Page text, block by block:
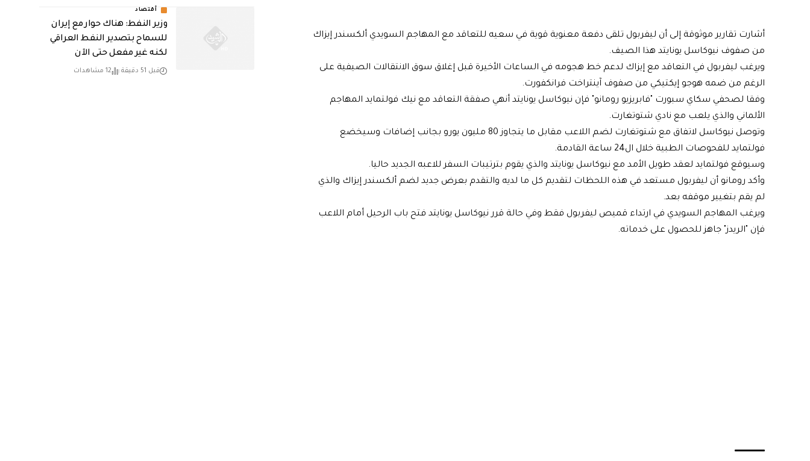
أشارت تقارير موثوقة إلى أن ليفربول تلقى دفعة معنوية قوية في سعيه للتعاقد مع المهاجم السويدي ألكسندر إيزاك
من صفوف نيوكاسل يونايتد هذا الصيف.
ويرغب ليفربول في التعاقد مع إيزاك لدعم خط هجومه في الساعات الأخيرة قبل إغلاق سوق الانتقالات الصيفية على
الرغم من ضمه هوجو إيكتيكي من صفوف آينتراخت فرانكفورت.
وفقا لصحفي سكاي سبورت "فابريزيو رومانو" فإن نيوكاسل يونايتد أنهي صفقة التعاقد مع نيك فولتمايد المهاجم
الألماني والذي يلعب مع نادي شتوتغارت.
وتوصل نيوكاسل لاتفاق مع شتوتغارت لضم اللاعب مقابل ما يتجاوز 80 مليون يورو بجانب إضافات وسيخضع
فولتمايد للفحوصات الطبية خلال ال24 ساعة القادمة.
وسيوقع فولتمايد لعقد طويل الأمد مع نيوكاسل يونايتد والذي يقوم بترتيبات السفر للاعبه الجديد حاليا.
وأكد رومانو أن ليفربول مستعد في هذه اللحظات لتقديم كل ما لديه والتقدم بعرض جديد لضم ألكسندر إيزاك والذي
لم يقم بتغيير موقفه بعد.
ويرغب المهاجم السويدي في ارتداء قميص ليفربول فقط وفي حالة قرر نيوكاسل يونايتد فتح باب الرحيل أمام اللاعب
فإن "الريدز" جاهز للحصول على خدماته.
أقتصاد
وزير النفط: هناك حوار مع إيران
للسماح بتصدير النفط العراقي
لكنه غير مفعل حتى الآن
قبل 51 دقيقة 12 مشاهدات